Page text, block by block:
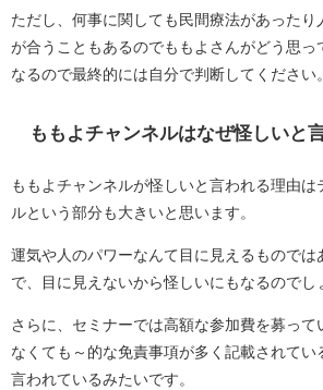
ただし、何事に関しても民間療法があったり
が合うこともあるのでももよさんがどう思っ
なるので最終的には自分で判断してください。
ももよチャンネルはなぜ怪しいと
ももよチャンネルが怪しいと言われる理由は
ルという部分も大きいと思います。
運気や人のパワーなんて目に見えるものでは
で、目に見えないから怪しいにもなるのでし
さらに、セミナーでは高額な参加費を募って
なくても～的な免責事項が多く記載されてい
言われているみたいです。